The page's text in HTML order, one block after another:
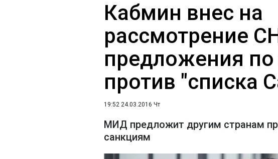
Кабмин внес на
рассмотрение
предложения
против "списка
19:52 24.03.2016 Чт
МИД предложит другим странам
санкциям